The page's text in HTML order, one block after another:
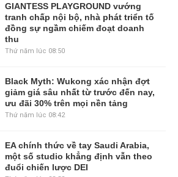
GIANTESS PLAYGROUND vướng
tranh chấp nội bộ, nhà phát triển tố
đồng sự ngầm chiếm đoạt doanh
thu
Thứ năm lúc 08:50
Black Myth: Wukong xác nhận đợt
giảm giá sâu nhất từ trước đến nay,
ưu đãi 30% trên mọi nền tảng
Thứ năm lúc 08:42
EA chính thức về tay Saudi Arabia,
một số studio khẳng định vẫn theo
đuổi chiến lược DEI